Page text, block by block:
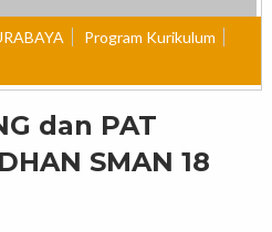
Program Kurikulum
dan PAT
SMAN 18